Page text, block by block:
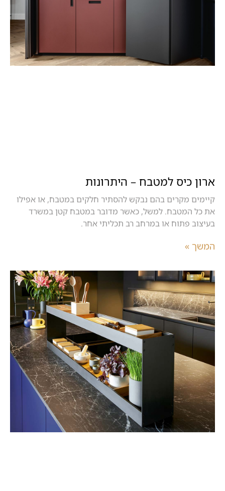
ארון כיס למטבח – היתרונות
קיימים מקרים בהם נבקש להסתיר חלקים במטבח, או אפילו
את כל המטבח. למשל, כאשר מדובר במטבח קטן במשרד
בעיצוב פתוח או במרחב רב תכליתי אחר.
המשך »